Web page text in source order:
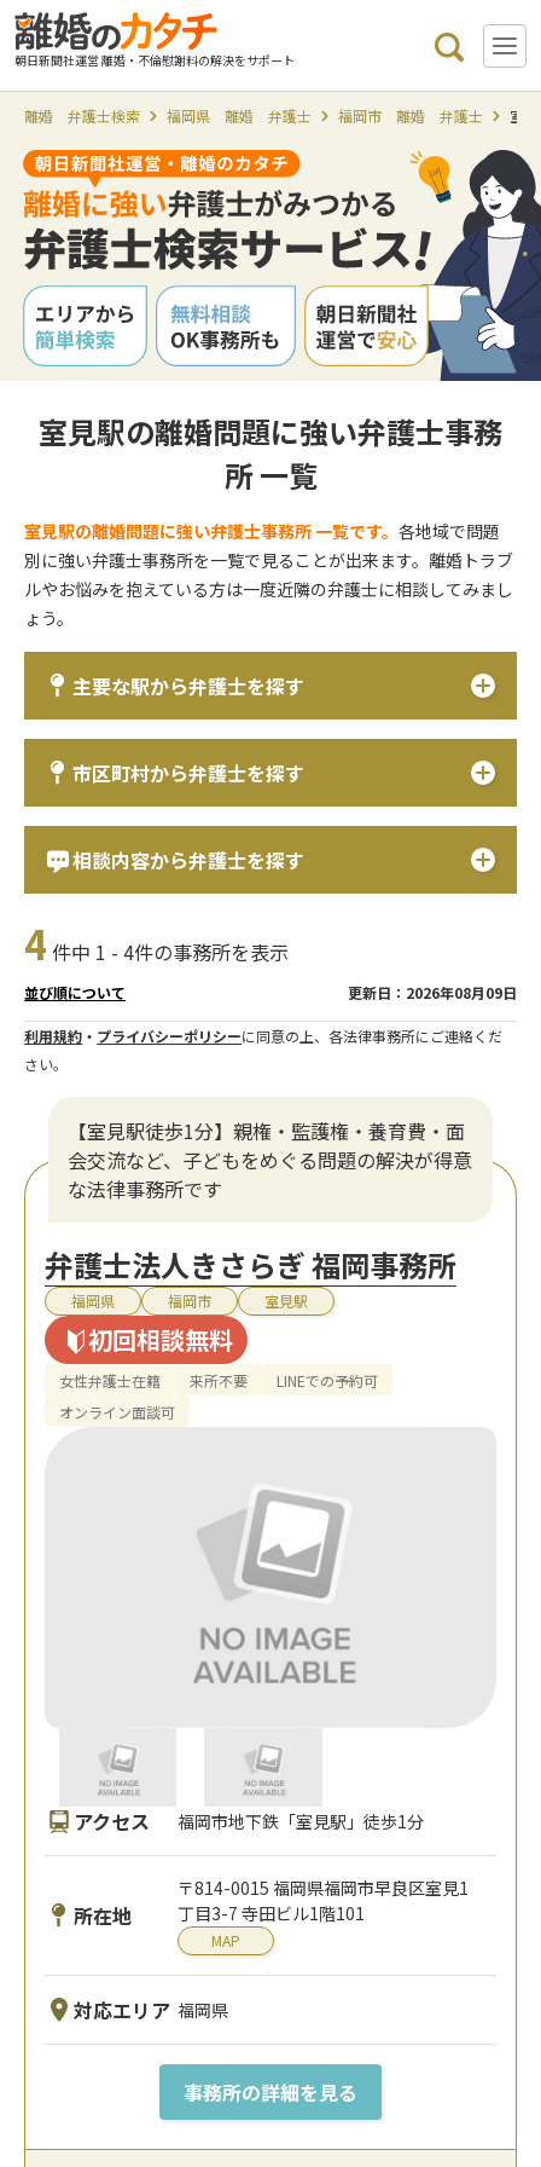
朝日新聞社運営 離婚・不倫慰謝料の解決をサポート
離婚 弁護士検索 福岡県 離婚 弁護士 福岡市 離婚 弁護士 室
室見駅の離婚問題に強い弁護士事務
所 一覧
室見駅の離婚問題に強い弁護士事務所 一覧です。各地域で問題
別に強い弁護士事務所を一覧で見ることが出来ます。離婚トラブ
ルやお悩みを抱えている方は一度近隣の弁護士に相談してみまし
ょう。
主要な駅から弁護士を探す
市区町村から弁護士を探す
相談内容から弁護士を探す
4 件中 1 - 4件の事務所を表示
並び順について 更新日：2026年08月09日
利用規約 ・ プライバシーポリシーに同意の上、各法律事務所にご連絡くだ
さい。
【室見駅徒歩1分】親権・監護権・養育費・面
会交流など、子どもをめぐる問題の解決が得意
な法律事務所です
弁護士法人きさらぎ 福岡事務所
福岡県 福岡市 室見駅
初回相談無料
女性弁護士在籍 来所不要
LINEでの予約可
オンライン面談可
アクセス 福岡市地下鉄「室見駅」徒歩1分
所在地
〒814-0015 福岡県福岡市早良区室見1
丁目3-7 寺田ビル1階101
MAP
対応エリア 福岡県
事務所の詳細を見る